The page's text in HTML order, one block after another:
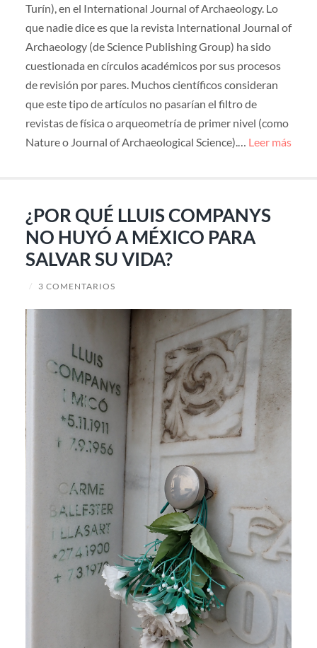
Turín), en el International Journal of Archaeology. Lo
que nadie dice es que la revista International Journal of
Archaeology (de Science Publishing Group) ha sido
cuestionada en círculos académicos por sus procesos
de revisión por pares. Muchos científicos consideran
que este tipo de artículos no pasarían el filtro de
revistas de física o arqueometría de primer nivel (como
Nature o Journal of Archaeological Science).… Leer más
¿POR QUÉ LLUIS COMPANYS
NO HUYÓ A MÉXICO PARA
SALVAR SU VIDA?
/ 3 COMENTARIOS